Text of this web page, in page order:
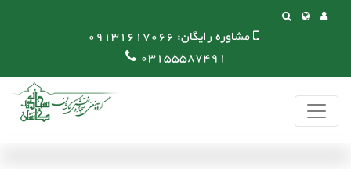
مشاوره رایگان: 09131617066
03155587491